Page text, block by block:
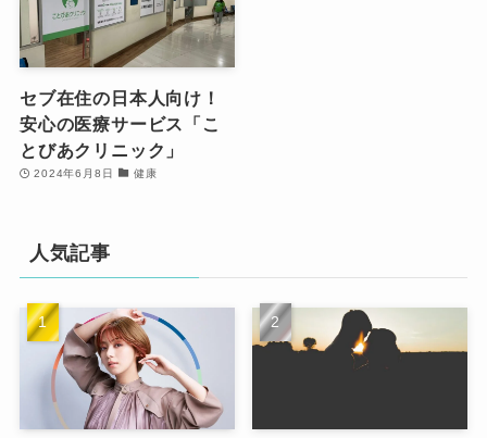
セブ在住の日本人向け！
安心の医療サービス「こ
とびあクリニック」
2024年6月8日 健康
人気記事